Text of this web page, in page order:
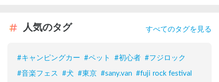
人気のタグ すべてのタグを見る
#キャンピングカー #ペット #初心者 #フジロック
#音楽フェス #犬 #東京 #sany.van #fuji rock festival